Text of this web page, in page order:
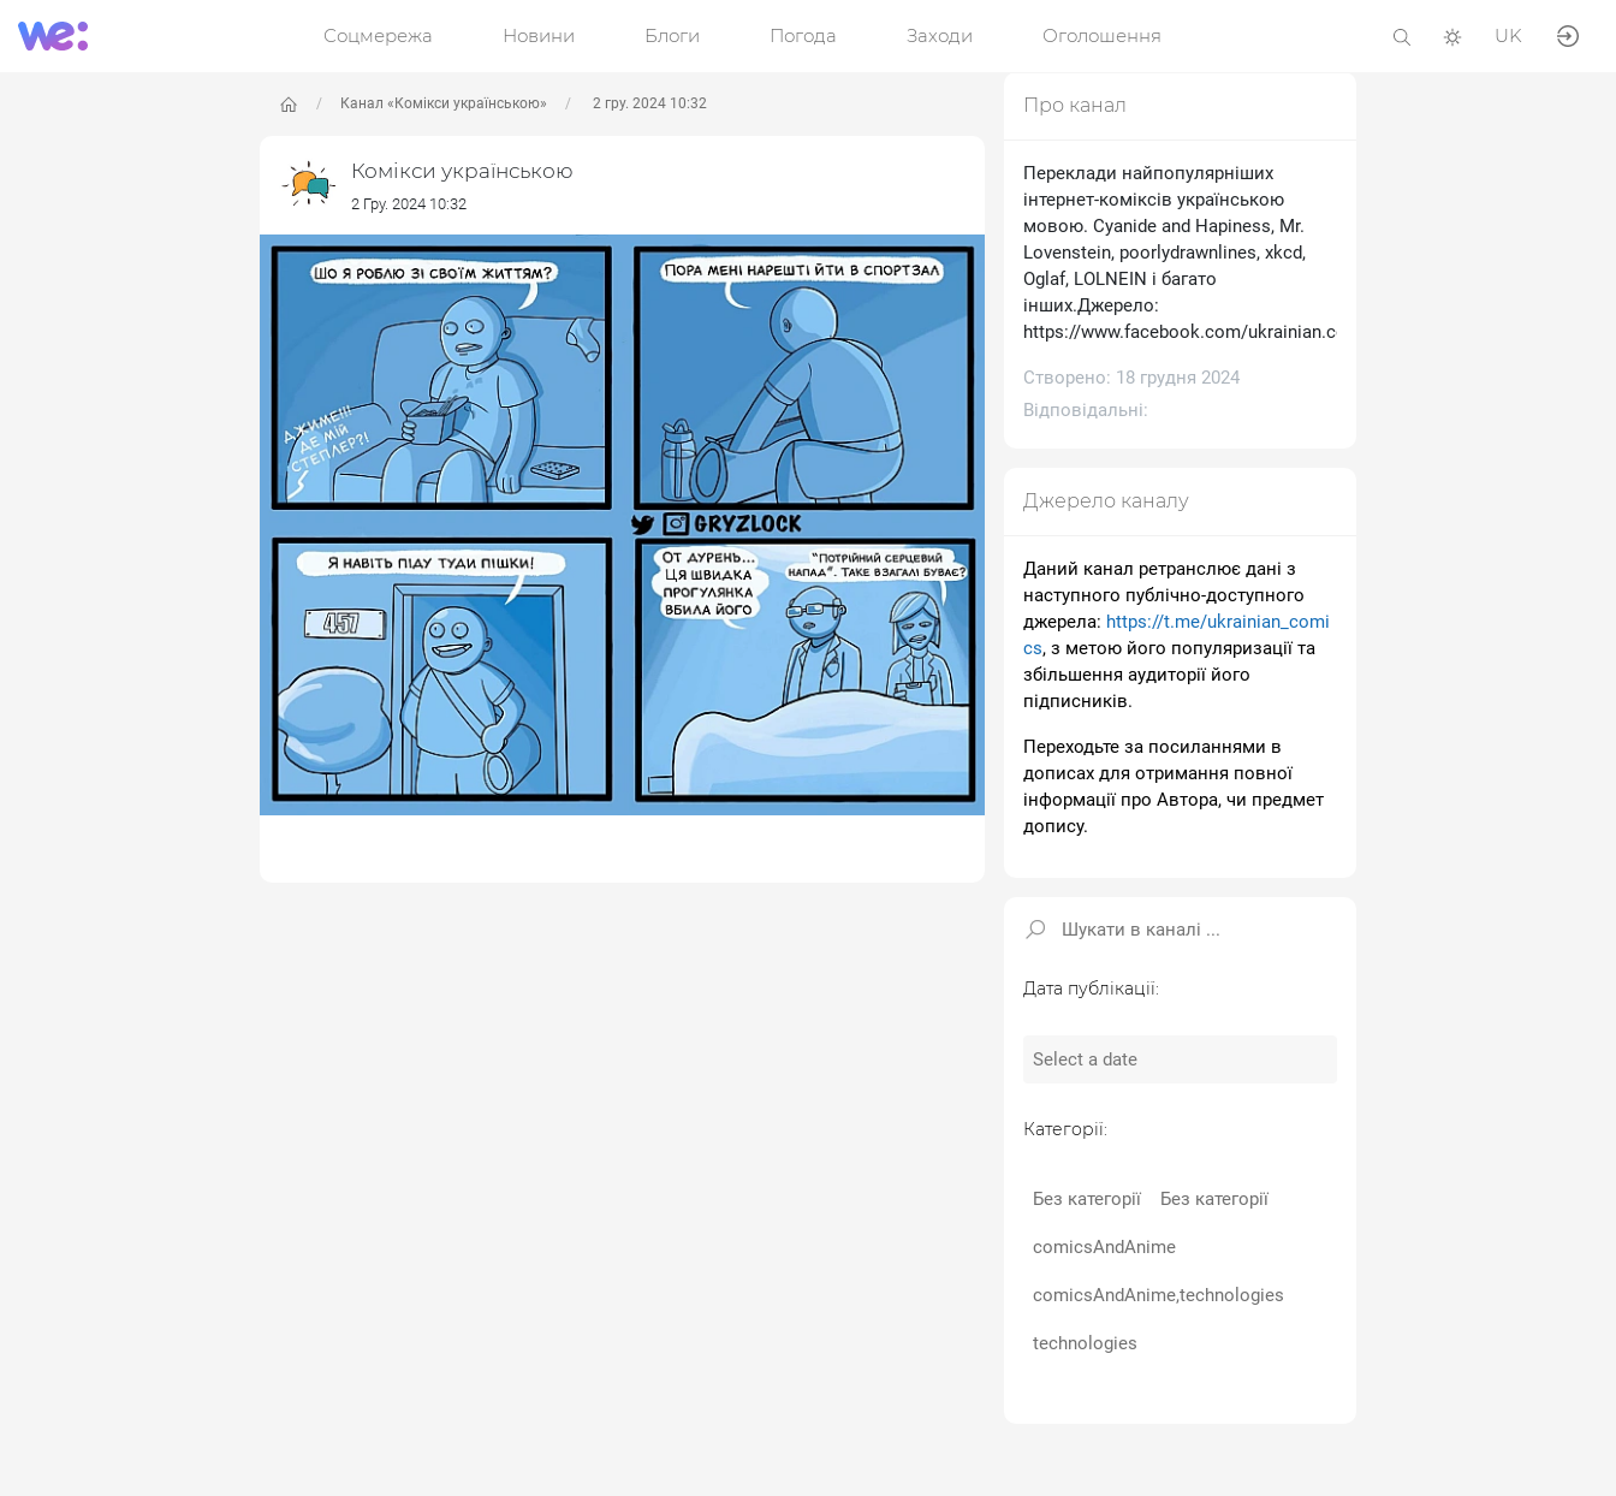
Соцмережа Новини Блоги Погода Заходи Оголошення UK
Канал «Комікси українською» 2 гру. 2024 10:32
Комікси українською
2 Гру. 2024 10:32
Про канал
Переклади найпопулярніших
інтернет-коміксів українською
мовою. Cyanide and Hapiness, Mr.
Lovenstein, poorlydrawnlines, xkcd,
Oglaf, LOLNEIN і багато
інших.Джерело:
https://www.facebook.com/ukrainian.comics
Створено: 18 грудня 2024
Відповідальні:
Джерело каналу
Даний канал ретранслює дані з
наступного публічно-доступного
джерела: https://t.me/ukrainian_comi
cs, з метою його популяризації та
збільшення аудиторії його
підписників.
Переходьте за посиланнями в
дописах для отримання повної
інформації про Автора, чи предмет
допису.
Дата публікації:
Категорії:
Без категорії Без категорії
comicsAndAnime
comicsAndAnime,technologies
technologies